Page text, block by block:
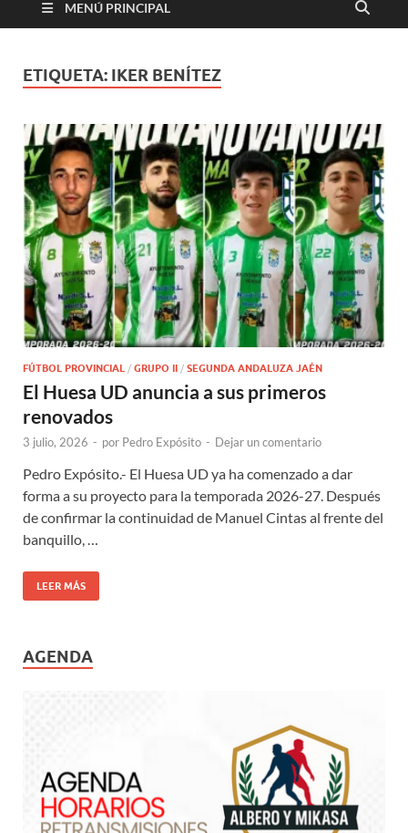
MENÚ PRINCIPAL
ETIQUETA: IKER BENÍTEZ
FÚTBOL PROVINCIAL / GRUPO II / SEGUNDA ANDALUZA JAÉN
El Huesa UD anuncia a sus primeros
renovados
3 julio, 2026 - por Pedro Expósito - Dejar un comentario
Pedro Expósito.- El Huesa UD ya ha comenzado a dar
forma a su proyecto para la temporada 2026-27. Después
de confirmar la continuidad de Manuel Cintas al frente del
banquillo, …
LEER MÁS
AGENDA